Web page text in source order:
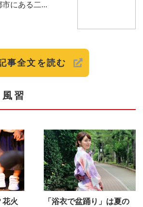
にある二...
事全文を読む
習
花火
「浴衣で盆踊り」は夏の